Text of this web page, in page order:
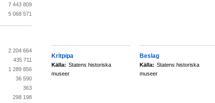
Kritpipa
Källa: Statens historiska
museer
Beslag
Källa: Statens historiska
museer
7 443 809
5 068 571
2 204 664
435 711
1 289 856
36 590
363
298 198